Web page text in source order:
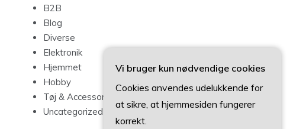
B2B
Blog
Diverse
Elektronik
Hjemmet
Hobby
Tøj & Accessories
Uncategorized
Vi bruger kun nødvendige cookies
Cookies anvendes udelukkende for
at sikre, at hjemmesiden fungerer
korrekt.